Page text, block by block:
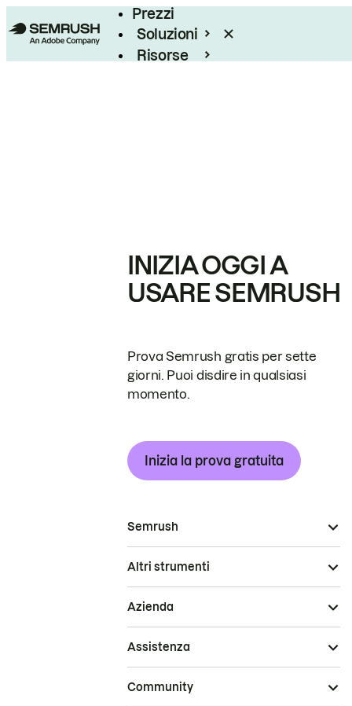
Prezzi
Soluzioni
Risorse
INIZIA OGGI A
USARE SEMRUSH
Prova Semrush gratis per sette
giorni. Puoi disdire in qualsiasi
momento.
Inizia la prova gratuita
Semrush
Altri strumenti
Azienda
Assistenza
Community